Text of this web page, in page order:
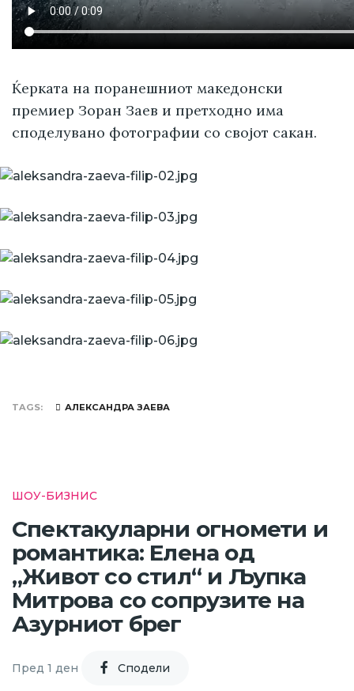
Ќерката на поранешниот македонски
премиер Зоран Заев и претходно има
споделувано фотографии со својот сакан.
TAGS АЛЕКСАНДРА ЗАЕВА
ШОУ-БИЗНИС
Спектакуларни огномети и
романтика: Елена од
„Живот со стил“ и Љупка
Митрова со сопрузите на
Азурниот брег
Пред 1 ден Cподели